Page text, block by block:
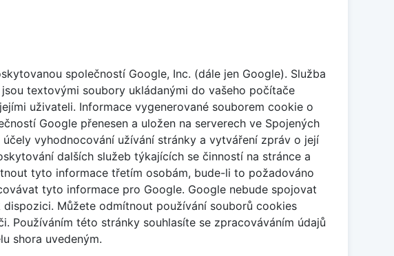
společností Google, Inc. (dále jen Google). Služba
textovými soubory ukládanými do vašeho počítače
uživateli. Informace vygenerované souborem cookie o
Google přenesen a uložen na serverech ve Spojených
vyhodnocování užívání stránky a vytváření zpráv o její
dalších služeb týkajících se činností na stránce a
tyto informace třetím osobám, bude-li to požadováno
tyto informace pro Google. Google nebude spojovat
Můžete odmítnout používání souborů cookies
Používáním této stránky souhlasíte se zpracováváním údajů
shora uvedeným.